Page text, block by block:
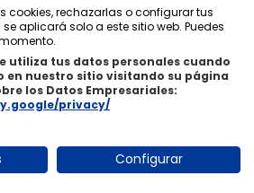
Somos ixigo
Todos los derechos reservados.
cookies, rechazarlas o configurar tus
aplicará solo a este sitio web. Puedes
utiliza tus datos personales cuando
en nuestro sitio visitando su página
los Datos Empresariales:
privacy/
Configurar